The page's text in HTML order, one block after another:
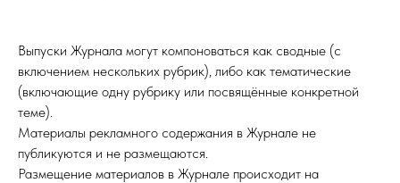
Выпуски Журнала могут компоноваться как сводные (с
включением нескольких рубрик), либо как тематические
(включающие одну рубрику или посвящённые конкретной
теме).
Материалы рекламного содержания в Журнале не
публикуются и не размещаются.
Размещение материалов в Журнале происходит на